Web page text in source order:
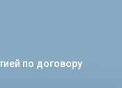
по договору